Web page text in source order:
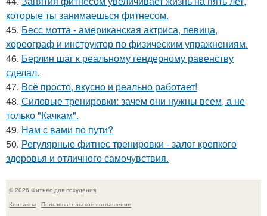
которые ты занимаешься фитнесом.
45. Бесс мотта - американская актриса, певица,
хореограф и инструктор по физическим упражнениям.
46. Берлин шаг к реальному гендерному равенству
сделал.
47. Всё просто, вкусно и реально работает!
48. Силовые тренировки: зачем они нужны всем, а не
только "Качкам".
49. Нам с вами по пути?
50. Регулярные фитнес тренировки - залог крепкого
здоровья и отличного самочувствия.
© 2026 Фитнес для похудения
Контакты
Пользовательское соглашение